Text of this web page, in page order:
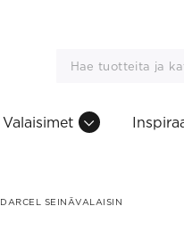
Valaisimet
DARCEL SEINÄVALAISIN